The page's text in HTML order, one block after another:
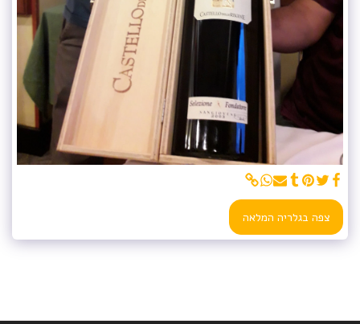
צפה בגלריה המלאה